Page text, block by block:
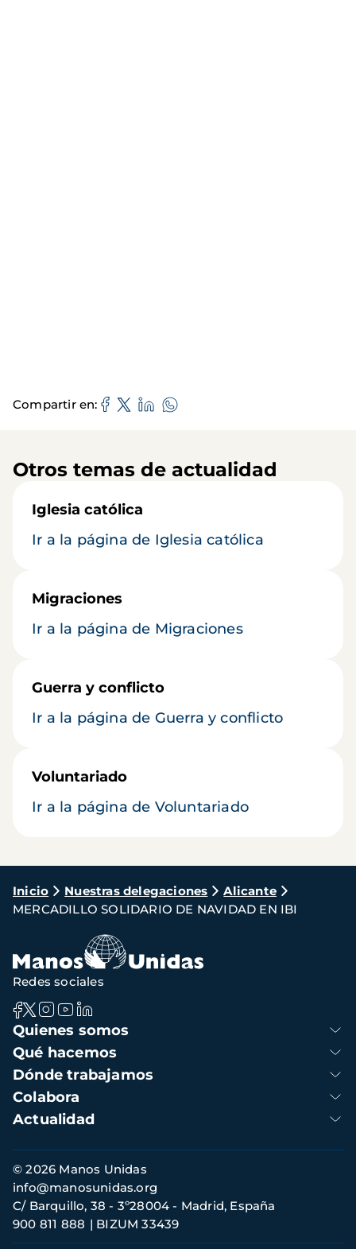
Compartir en
Otros temas de actualidad
Iglesia católica
Ir a la página de Iglesia católica
Migraciones
Ir a la página de Migraciones
Guerra y conflicto
Ir a la página de Guerra y conflicto
Voluntariado
Ir a la página de Voluntariado
Ruta
de
navegación
Inicio Nuestras delegaciones
Alicante
MERCADILLO SOLIDARIO DE NAVIDAD EN IBI
Navegación
principal
Quienes somos
Qué hacemos
Dónde trabajamos
Colabora
Actualidad
Redes sociales
Información
de
contacto
© 2026 Manos Unidas
C/ Barquillo, 38 - 3º28004 - Madrid, España
900 811 888
BIZUM 33439
info@manosunidas.org